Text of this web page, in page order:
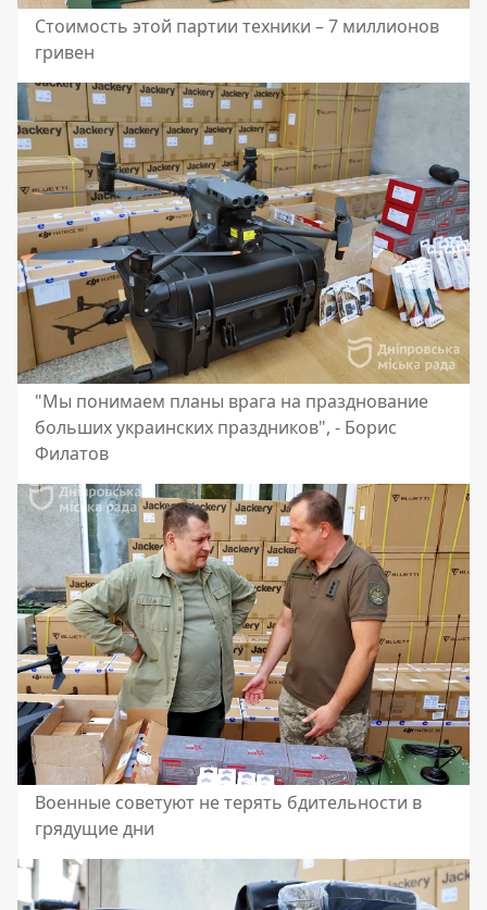
Стоимость этой партии техники – 7 миллионов
гривен
"Мы понимаем планы врага на празднование
больших украинских праздников", - Борис
Филатов
Военные советуют не терять бдительности в
грядущие дни